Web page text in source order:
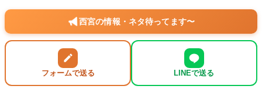
西宮の情報・ネタ待ってます〜
フォームで送る LINEで送る